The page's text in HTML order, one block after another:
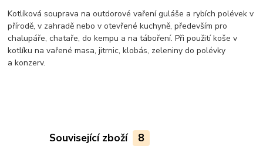
Kotlíková souprava na outdorové vaření guláše a rybích polévek v
přírodě, v zahradě nebo v otevřené kuchyně, především pro
chalupáře, chataře, do kempu a na táboření. Při použití koše v
kotlíku na vařené masa, jitrnic, klobás, zeleniny do polévky
a konzerv.
Související zboží 8